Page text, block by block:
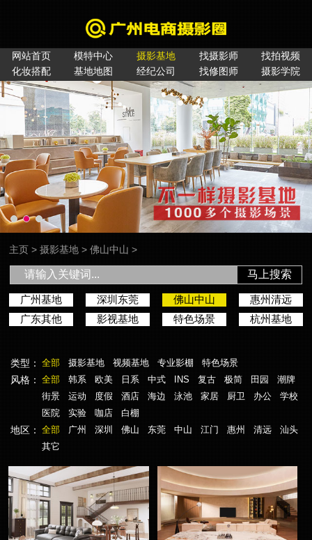
网站首页 模特中心 摄影基地 找摄影师
找拍视频
化妆搭配
基地地图 经纪公司 找修图师 摄影学院
主页 >摄影基地 >佛山中山 >
马上搜索
广州基地 深圳东莞 佛山中山
惠州清远
广东其他
影视基地 特色场景 杭州基地
类型： 全部 摄影基地 视频基地 专业影棚 特色场景
风格： 全部 韩系 欧美 日系 中式 INS 复古 极简 田园
潮牌
街景
运动 度假 酒店 海边 泳池 家居 厨卫 办公
学校
医院
实验 咖店 白棚
地区： 全部 广州 深圳 佛山 东莞 中山 江门 惠州 清远
汕头
其它